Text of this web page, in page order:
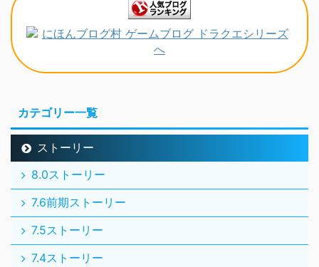
カテゴリー一覧
ストーリー
8.0ストーリー
7.6前期ストーリー
7.5ストーリー
7.4ストーリー